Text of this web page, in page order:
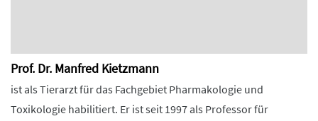
Prof. Dr. Manfred Kietzmann
ist als Tierarzt für das Fachgebiet Pharmakologie und
Toxikologie habilitiert. Er ist seit 1997 als Professor für